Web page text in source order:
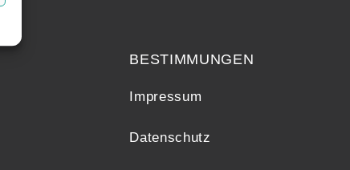
BESTIMMUNGEN
Impressum
Datenschutz